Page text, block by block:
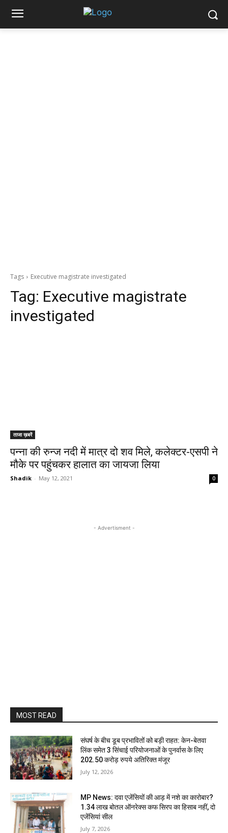
Tags Executive magistrate investigated
Tag: Executive magistrate
investigated
ताजा ख़बरें
पन्ना की रुन्ज नदी में मात्र दो शव मिले, कलेक्टर-एसपी ने
मौके पर पहुंचकर हालात का जायजा लिया
Shadik - May 12, 2021 0
- Advertisment -
MOST READ
संघर्ष के बीच डूब प्रभावितों को बड़ी राहत: केन-बेतवा
लिंक समेत 3 सिंचाई परियोजनाओं के पुनर्वास के लिए
202.50 करोड़ रुपये अतिरिक्त मंजूर
July 12, 2026
MP News: दवा एजेंसियों की आड़ में नशे का कारोबार?
1.34 लाख बोतल ऑनरेक्स कफ सिरप का हिसाब नहीं, दो
एजेंसियां सील
July 7, 2026